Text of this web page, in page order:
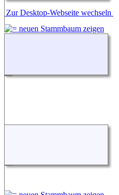
Zur Desktop-Webseite wechseln